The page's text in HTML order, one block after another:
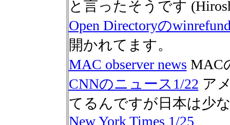
と言ったそうです
Open Directoryの
開かれてます。
MAC observer news MAC
CNNのニュース1/22 ア
てるんですが日本は少
New York Times 1/25